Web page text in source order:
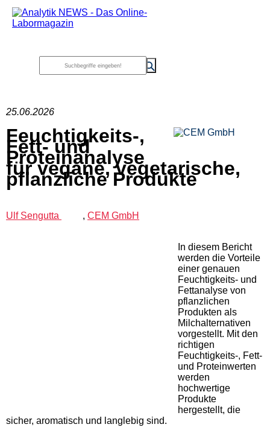
25.06.2026
Feuchtigkeits-,
Fett- und
Proteinanalyse
für vegane, vegetarische,
pflanzliche Produkte
Ulf Sengutta , CEM GmbH
In diesem Bericht
werden die Vorteile
einer genauen
Feuchtigkeits- und
Fettanalyse von
pflanzlichen
Produkten als
Milchalternativen
vorgestellt. Mit den
richtigen
Feuchtigkeits-, Fett-
und Proteinwerten
werden
hochwertige
Produkte
hergestellt, die
sicher, aromatisch und langlebig sind.